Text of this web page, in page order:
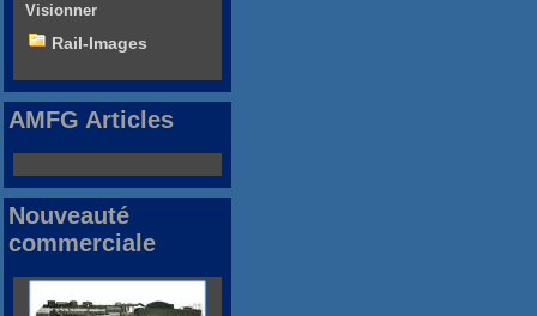
Visionner
Rail-Images
AMFG Articles
Nouveauté
commerciale